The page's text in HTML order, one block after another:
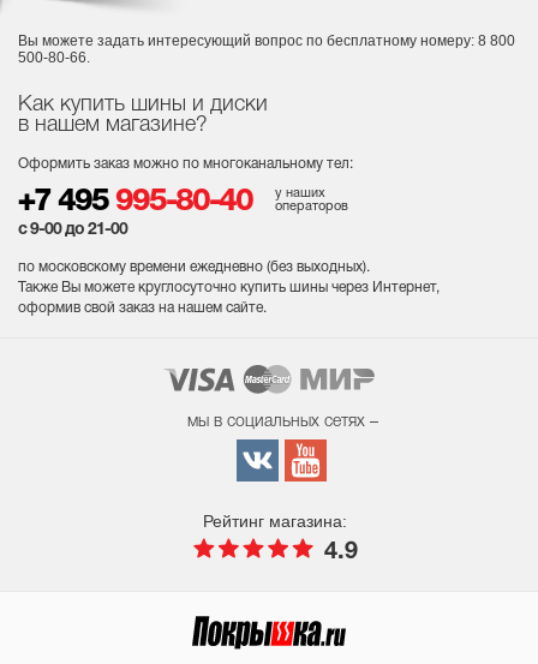
Как купить шины и диски
в нашем магазине?
Оформить заказ можно по многоканальному тел:
+7 495 995-80-40
у наших
операторов
с 9-00 до 21-00
по московскому времени ежедневно (без выходных).
Также Вы можете круглосуточно купить шины через Интернет,
оформив свой заказ на нашем сайте.
Вы можете задать интересующий вопрос по бесплатному номеру: 8 800
500-80-66.
мы в социальных сетях –
Рейтинг магазина:
4.9